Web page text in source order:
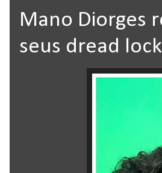
Mano Diorges
seus dread